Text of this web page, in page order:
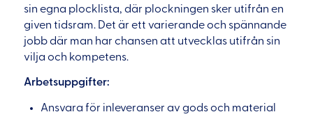
sin egna plocklista, där plockningen sker utifrån en
given tidsram. Det är ett varierande och spännande
jobb där man har chansen att utvecklas utifrån sin
vilja och kompetens.
Arbetsuppgifter:
Ansvara för inleveranser av gods och material